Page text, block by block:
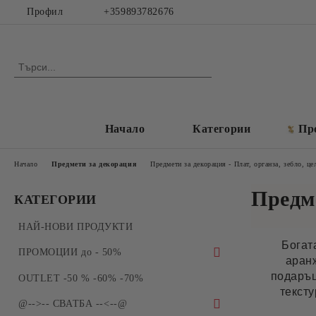
Профил +359893782676
Начало Категории
КАТЕГОРИИ
НАЙ-НОВИ ПРОДУКТИ
ПРОМОЦИИ до - 50%
ПРОМОЦИИ - Силиконови молдове и
OUTLET -50 % -60% -70%
@-->-- СВАТБА --<--@
Начало Предмети за декорация Предмети за декорация - Плат, органза, зебло,